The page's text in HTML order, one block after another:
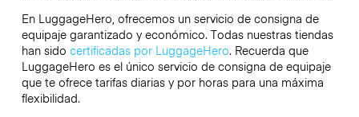
En LuggageHero, ofrecemos un servicio de consigna de
equipaje garantizado y económico. Todas nuestras tiendas
han sido certificadas por LuggageHero. Recuerda que
LuggageHero es el único servicio de consigna de equipaje
que te ofrece tarifas diarias y por horas para una máxima
flexibilidad.